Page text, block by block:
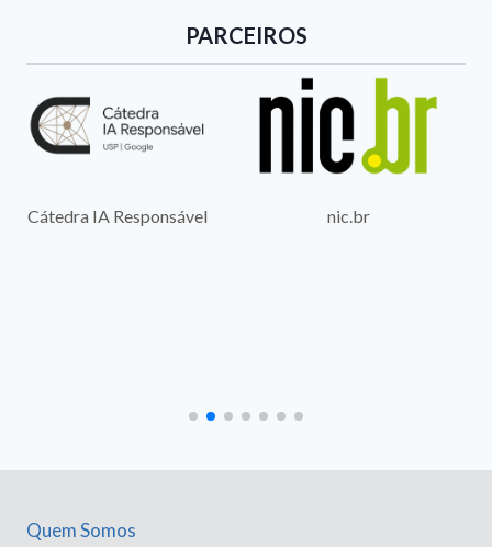
PARCEIROS
Cátedra IA Responsável nic.br
Quem Somos